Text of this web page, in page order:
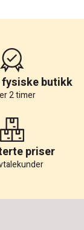
fysiske butikk
2 timer
priser